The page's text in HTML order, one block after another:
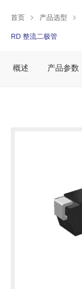
首页 产品选型
RD 整流二极管
概述 产品参数